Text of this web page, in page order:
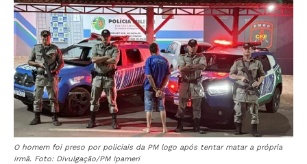
O homem foi preso por policiais da PM logo após tentar matar a própria
irmã. Foto: Divulgação/PM Ipameri